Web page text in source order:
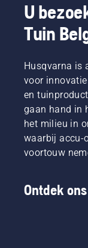
U
Tuin
Husqvarna is
voor
en
gaan hand in
het milieu in
waarbij accu-
voortouw
Ontdek